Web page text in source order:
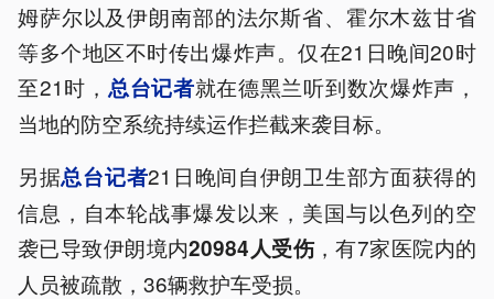
姆萨尔以及伊朗南部的法尔斯省、霍尔木兹甘省
等多个地区不时传出爆炸声。仅在21日晚间20时
至21时， 总台记者就在德黑兰听到数次爆炸声，
当地的防空系统持续运作拦截来袭目标。
另据总台记者21日晚间自伊朗卫生部方面获得的
信息，自本轮战事爆发以来，美国与以色列的空
袭已导致伊朗境内20984人受伤，有7家医院内的
人员被疏散，36辆救护车受损。